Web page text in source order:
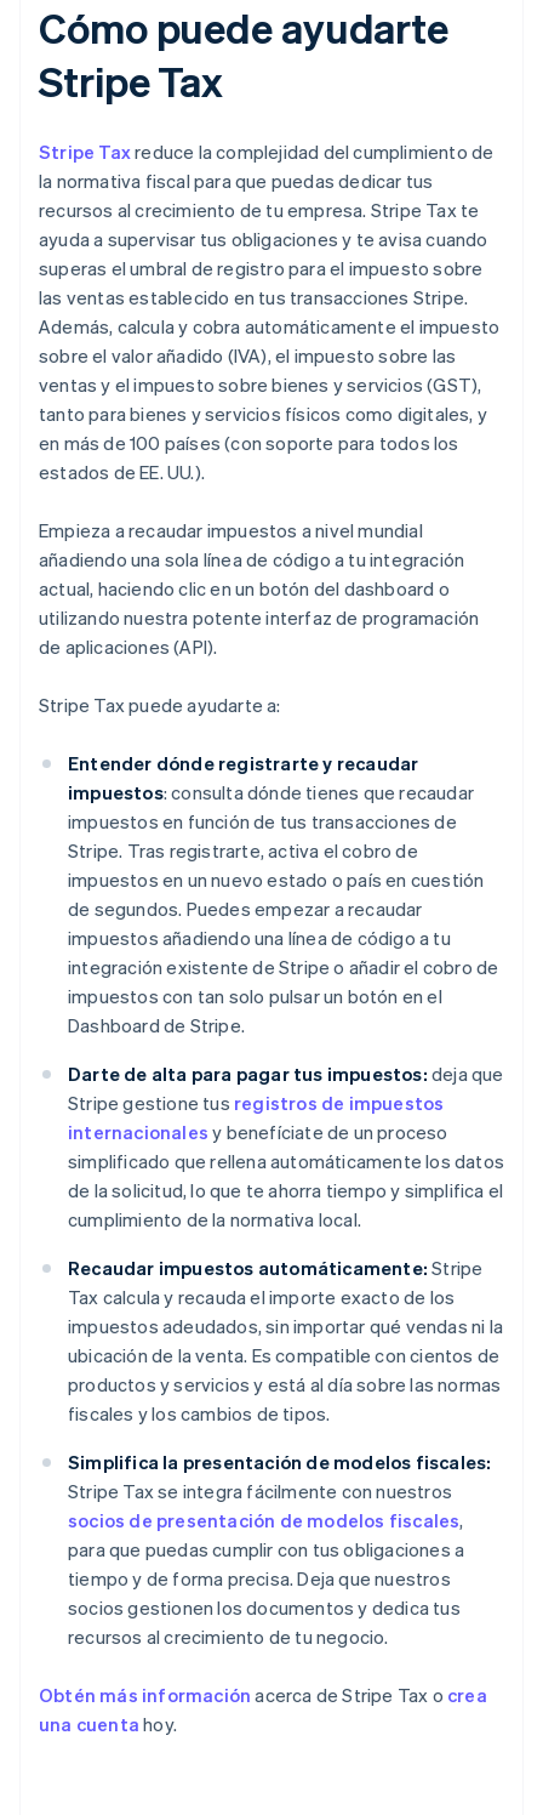
Cómo puede ayudarte
Stripe Tax
Stripe Taxreduce la complejidad del cumplimiento de
la normativa fiscal para que puedas dedicar tus
recursos al crecimiento de tu empresa. Stripe Tax te
ayuda a supervisar tus obligaciones y te avisa cuando
superas el umbral de registro para el impuesto sobre
las ventas establecido en tus transacciones Stripe.
Además, calcula y cobra automáticamente el impuesto
sobre el valor añadido (IVA), el impuesto sobre las
ventas y el impuesto sobre bienes y servicios (GST),
tanto para bienes y servicios físicos como digitales, y
en más de 100 países (con soporte para todos los
estados de EE. UU.).
Empieza a recaudar impuestos a nivel mundial
añadiendo una sola línea de código a tu integración
actual, haciendo clic en un botón del dashboard o
utilizando nuestra potente interfaz de programación
de aplicaciones (API).
Stripe Tax puede ayudarte a:
Entender dónde registrarte y recaudar
impuestos: consulta dónde tienes que recaudar
impuestos en función de tus transacciones de
Stripe. Tras registrarte, activa el cobro de
impuestos en un nuevo estado o país en cuestión
de segundos. Puedes empezar a recaudar
impuestos añadiendo una línea de código a tu
integración existente de Stripe o añadir el cobro de
impuestos con tan solo pulsar un botón en el
Dashboard de Stripe.
Darte de alta para pagar tus impuestos: deja que
Stripe gestione tus registros de impuestos
internacionales y benefíciate de un proceso
simplificado que rellena automáticamente los datos
de la solicitud, lo que te ahorra tiempo y simplifica el
cumplimiento de la normativa local.
Recaudar impuestos automáticamente: Stripe
Tax calcula y recauda el importe exacto de los
impuestos adeudados, sin importar qué vendas ni la
ubicación de la venta. Es compatible con cientos de
productos y servicios y está al día sobre las normas
fiscales y los cambios de tipos.
Simplifica la presentación de modelos fiscales:
Stripe Tax se integra fácilmente con nuestros
socios de presentación de modelos fiscales,
para que puedas cumplir con tus obligaciones a
tiempo y de forma precisa. Deja que nuestros
socios gestionen los documentos y dedica tus
recursos al crecimiento de tu negocio.
Obtén más información acerca de Stripe Tax o crea
una cuenta hoy.